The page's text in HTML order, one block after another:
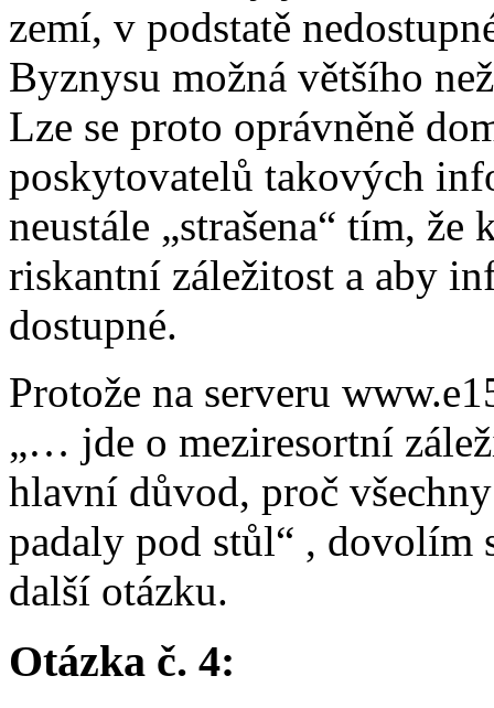
zemí, v podstatě
Byznysu možná většího
Lze se proto oprávněně
poskytovatelů takových
neustále „strašena“ tím,
riskantní záležitost a aby
dostupné.
Protože na serveru
„… jde o meziresortní
hlavní důvod, proč
padaly pod stůl“ , dovolím
další otázku.
Otázka č. 4: